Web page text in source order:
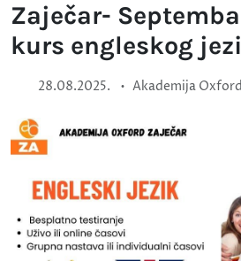
Zaječar-
kurs engleskog
28.08.2025. • Akademija Oxford